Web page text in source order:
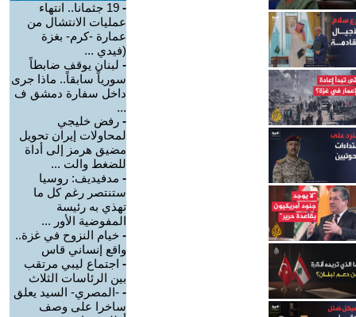
-
19 جثمانا.. انتهاء
عمليات الانتشال من
عمارة -كرم- بغزة
(فيدي ...
- لبنان يوقف ضابطاً
سورياً سابقاً.. ماذا جرى
داخل سفارة دمشق ف
...
- رفض خليجي
لمحاولات إيران تحويل
مضيق هرمز إلى أداة
للضغط والت ...
- مدفيديف: روسيا
ستنتصر رغم كل ما
تهذي به رئيسة
المفوضية الأور ...
- خيام النزوح في غزة..
واقع إنساني قاس
- اجتماع ليبي مرتقب
بين الرئاسات الثلاث
- -المصري- السيد يعلق
ساخرا على وصف